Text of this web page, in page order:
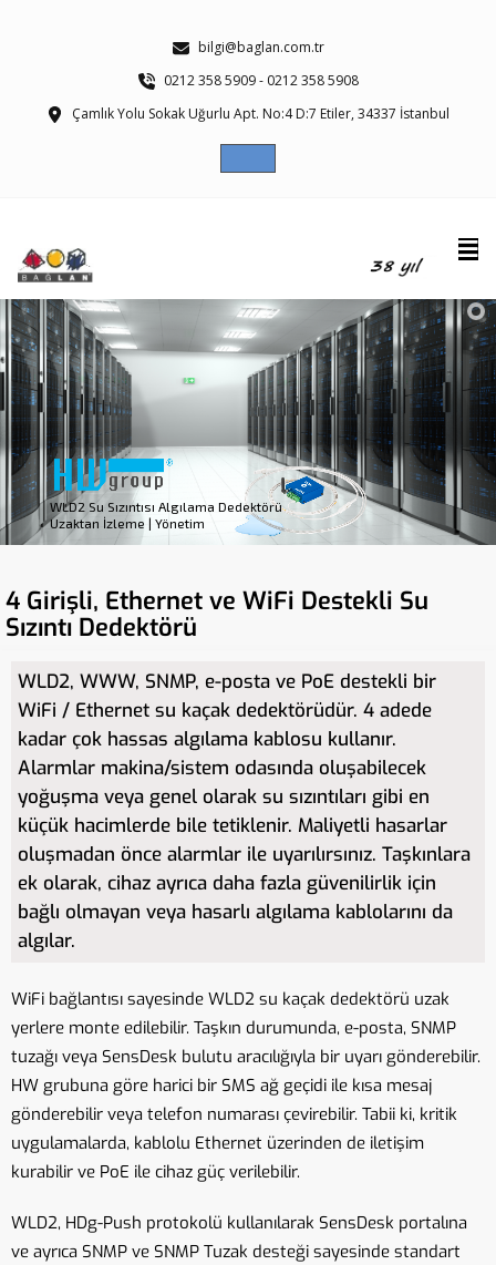
bilgi@baglan.com.tr
0212 358 5909 - 0212 358 5908
Çamlık Yolu Sokak Uğurlu Apt. No:4 D:7 Etiler, 34337 İstanbul
WLD2 Su Sızıntısı Algılama Dedektörü
Uzaktan İzleme | Yönetim
4 Girişli, Ethernet ve WiFi Destekli Su
Sızıntı Dedektörü
WLD2, WWW, SNMP, e-posta ve PoE destekli bir
WiFi / Ethernet su kaçak dedektörüdür. 4 adede
kadar çok hassas algılama kablosu kullanır.
Alarmlar makina/sistem odasında oluşabilecek
yoğuşma veya genel olarak su sızıntıları gibi en
küçük hacimlerde bile tetiklenir. Maliyetli hasarlar
oluşmadan önce alarmlar ile uyarılırsınız. Taşkınlara
ek olarak, cihaz ayrıca daha fazla güvenilirlik için
bağlı olmayan veya hasarlı algılama kablolarını da
algılar.
WiFi bağlantısı sayesinde WLD2 su kaçak dedektörü uzak
yerlere monte edilebilir. Taşkın durumunda, e-posta, SNMP
tuzağı veya SensDesk bulutu aracılığıyla bir uyarı gönderebilir.
HW grubuna göre harici bir SMS ağ geçidi ile kısa mesaj
gönderebilir veya telefon numarası çevirebilir. Tabii ki, kritik
uygulamalarda, kablolu Ethernet üzerinden de iletişim
kurabilir ve PoE ile cihaz güç verilebilir.
WLD2, HDg-Push protokolü kullanılarak SensDesk portalına
ve ayrıca SNMP ve SNMP Tuzak desteği sayesinde standart